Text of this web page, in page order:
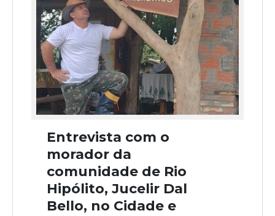
Entrevista com o
morador da
comunidade de Rio
Hipólito, Jucelir Dal
Bello, no Cidade e